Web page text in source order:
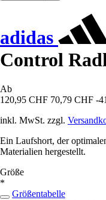
adidas
Control
Ab
120,95 CHF 70,79 CHF -
inkl. MwSt. zzgl.
Ein Laufshort, der
Materialien hergestellt.
Größe
*
Größentabelle